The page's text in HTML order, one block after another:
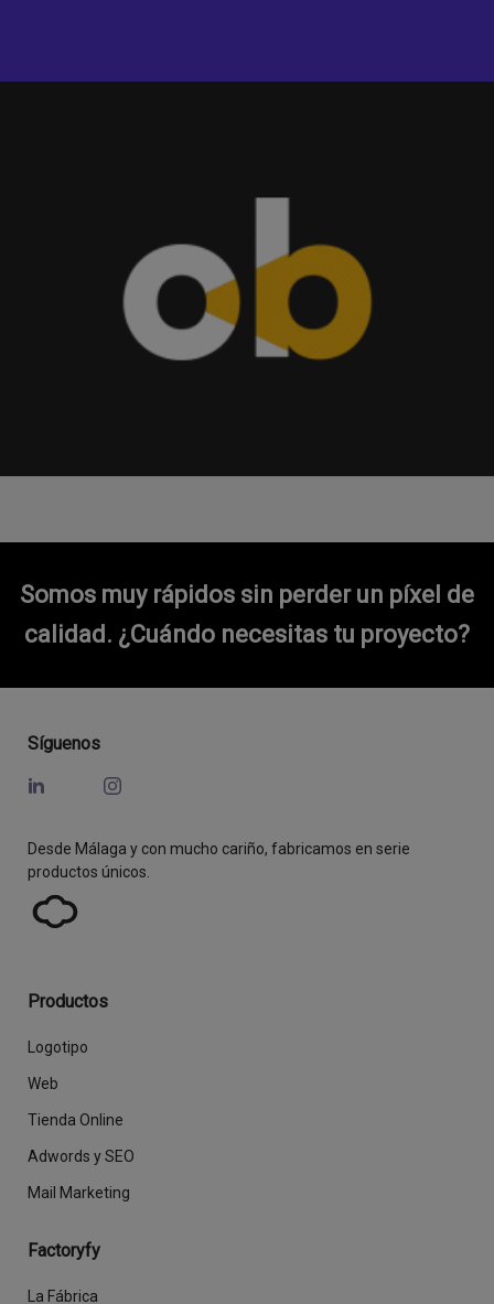
Somos muy rápidos sin perder un píxel de
calidad. ¿Cuándo necesitas tu proyecto?
Síguenos
Desde Málaga y con mucho cariño, fabricamos en serie
productos únicos.
Productos
Logotipo
Web
Tienda Online
Adwords y SEO
Mail Marketing
Factoryfy
La Fábrica